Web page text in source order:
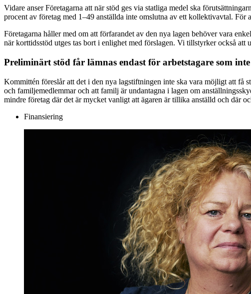
Vidare anser Företagarna att när stöd ges via statliga medel ska
procent av företag med 1–49 anställda inte omslutna av ett kollektivavtal.
Företagarna håller med om att förfarandet av den nya lagen behöver vara
när korttidsstöd utges tas bort i enlighet med förslagen. Vi tillstyrker också
Preliminärt stöd får lämnas endast för arbetstagare som
Kommittén föreslår att det i den nya lagstiftningen inte ska vara möjligt att få
och familjemedlemmar och att familj är undantagna i lagen om
mindre företag där det är mycket vanligt att ägaren är tillika anställd och där
Finansiering